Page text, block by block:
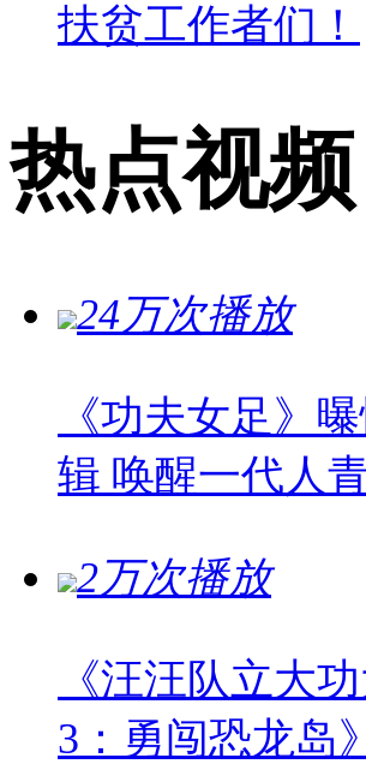
扶贫工作者们！
热点视频
24万次播放
《功夫女足》
辑 唤醒一代人
2万次播放
《汪汪队立大
3：勇闯恐龙岛